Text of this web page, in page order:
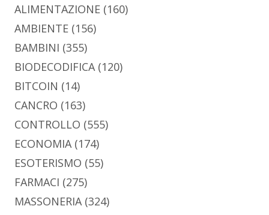
ALIMENTAZIONE (160)
AMBIENTE (156)
BAMBINI (355)
BIODECODIFICA(120)
BITCOIN (14)
CANCRO (163)
CONTROLLO (555)
ECONOMIA(174)
ESOTERISMO (55)
FARMACI (275)
MASSONERIA(324)